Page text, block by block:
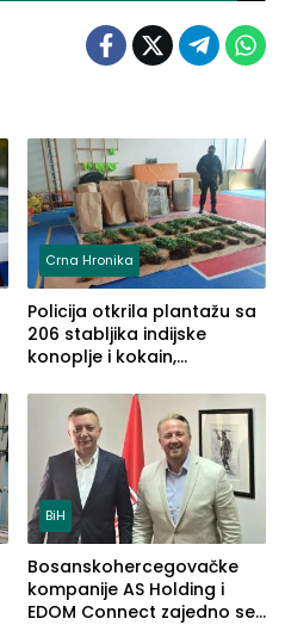
Crna Hronika
Policija otkrila plantažu sa
206 stabljika indijske
konoplje i kokain,
(FOTO)
BiH
Bosanskohercegovačke
kompanije AS Holding i
EDOM Connect zajedno se